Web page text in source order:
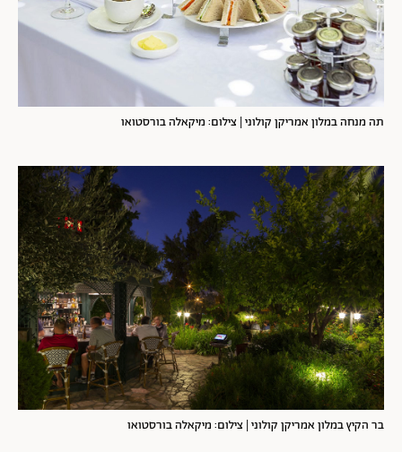
תה מנחה במלון אמריקן קולוני | צילום: מיקאלה בורסטואו
בר הקיץ במלון אמריקן קולוני | צילום: מיקאלה בורסטואו